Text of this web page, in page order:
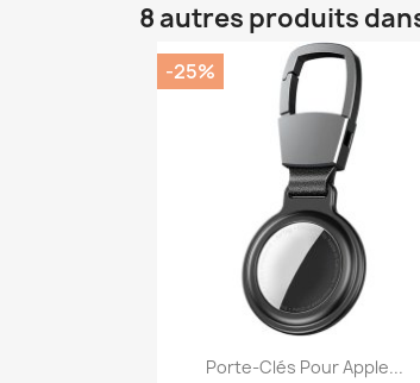
8 autres produits
 Aperçu rapide
Porte-Clés Pour Apple...
-25%